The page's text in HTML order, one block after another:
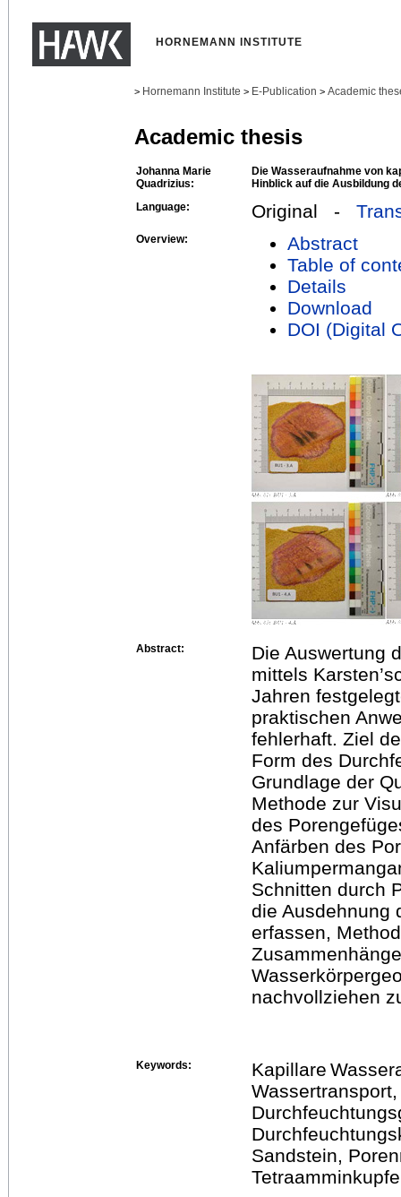
HORNEMANN INSTITUTE
> Hornemann Institute > E-Publication > Academic
Academic thesis
Johanna Marie
Quadrizius:
Die Wasseraufnahme von
Hinblick auf die Ausbildung
Language:
Original -
Overview:
Abstract
Table of
Details
Download
DOI (Digital
Abstract:
Die Auswertung
mittels
Jahren
praktischen
fehlerhaft. Ziel
Form des
Grundlage der
Methode zur
des
Anfärben des
Schnitten durch
die Ausdehnung
erfassen,
nachvollziehen
Keywords:
Kapillare
Sandstein,